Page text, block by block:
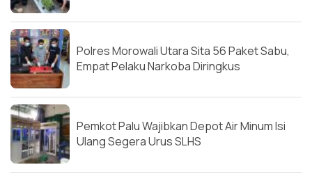
Polres Morowali Utara Sita 56 Paket Sabu,
Empat Pelaku Narkoba Diringkus
Pemkot Palu Wajibkan Depot Air Minum Isi
Ulang Segera Urus SLHS